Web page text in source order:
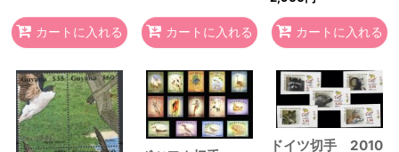
カートに入れる カートに入れる カートに入れる
ドイツ切手 2010